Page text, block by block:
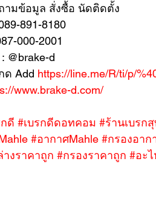
ามข้อมูล สั่งซื้อ นัดติดตั้ง
891-8180
000-2001
@brake-d
ด Add https://line.me/R/ti/p/
www.brake-d.com/
ดี #เบรกดีดอทคอม #ร้านเบรก
#อากาศMahle #กรองอาก
างราคาถูก #กรองราคาถูก #อะ